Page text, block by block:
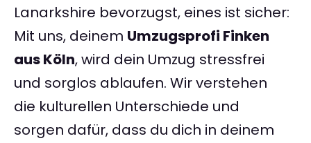
Lanarkshire bevorzugst, eines ist sicher:
Mit uns, deinem Umzugsprofi Finken
aus Köln, wird dein Umzug stressfrei
und sorglos ablaufen. Wir verstehen
die kulturellen Unterschiede und
sorgen dafür, dass du dich in deinem